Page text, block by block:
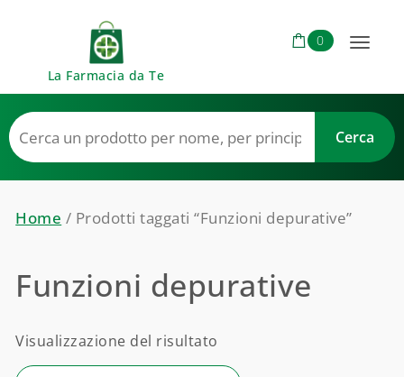
La Farmacia da Te
0
Toggle
Home / Prodotti taggati “Funzioni depurative”
Funzioni depurative
Visualizzazione del risultato